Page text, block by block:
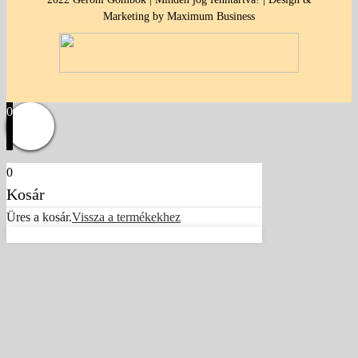
Marketing by Maximum Business
0
0
Kosár
Üres a kosár.Vissza a termékekhez